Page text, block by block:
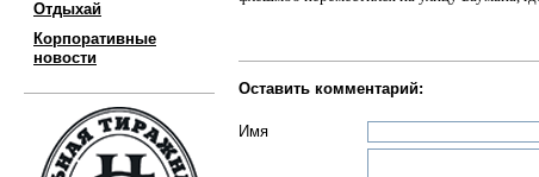
Отдыхай
Корпоративные
новости
Оставить комментарий:
Имя